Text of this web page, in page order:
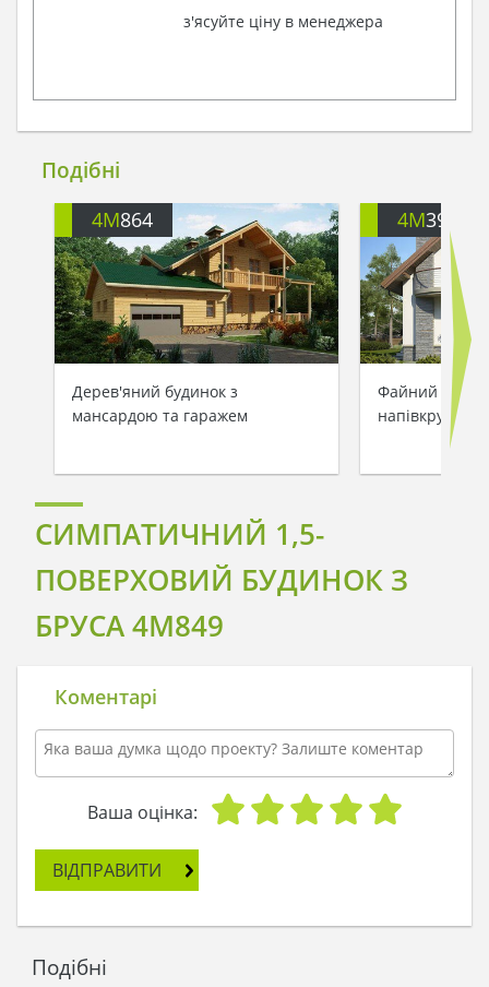
з'ясуйте ціну в менеджера
Подібні
4M864
Дерев'яний будинок з
мансардою та гаражем
4M391
Файний
СИМПАТИЧНИЙ 1,5-
ПОВЕРХОВИЙ БУДИНОК З
БРУСА 4M849
Коментарі
Ваша оцінка:
ВІДПРАВИТИ
Подібні